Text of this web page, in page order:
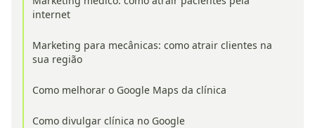
internet
Marketing para mecânicas: como atrair clientes na
sua região
Como melhorar o Google Maps da clínica
Como divulgar clínica no Google